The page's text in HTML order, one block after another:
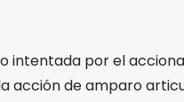
intentada por el
acción de amparo